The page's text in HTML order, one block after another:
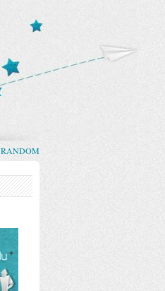
RANDOM